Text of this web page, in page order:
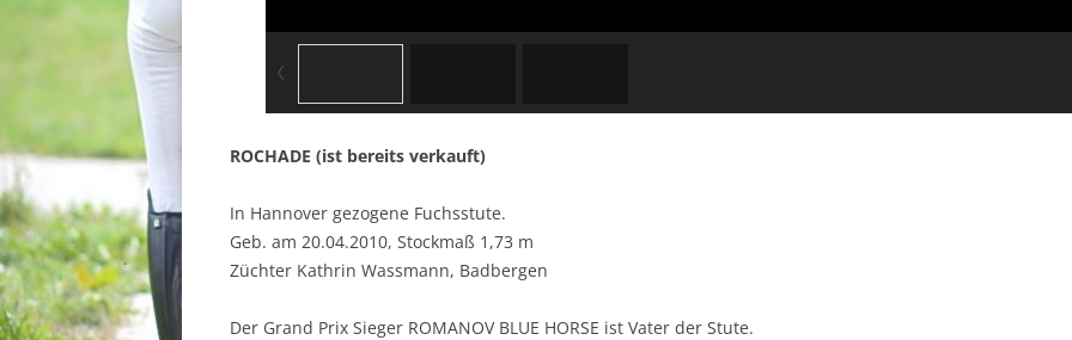
ROCHADE (ist bereits verkauft)
In Hannover gezogene Fuchsstute.
Geb. am 20.04.2010, Stockmaß 1,73 m
Züchter Kathrin Wassmann, Badbergen
Der Grand Prix Sieger ROMANOV BLUE HORSE ist Vater der Stute.